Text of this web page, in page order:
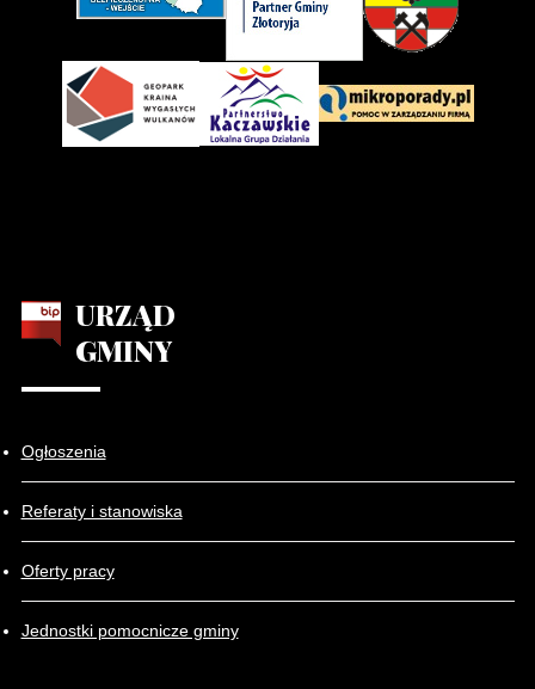
URZĄD
GMINY
Ogłoszenia
Referaty i stanowiska
Oferty pracy
Jednostki pomocnicze gminy